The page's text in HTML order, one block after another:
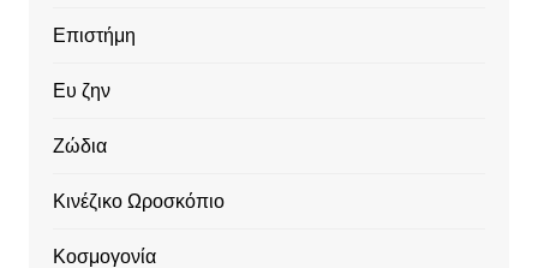
Επιστήμη
Ευ ζην
Ζώδια
Κινέζικο Ωροσκόπιο
Κοσμογονία